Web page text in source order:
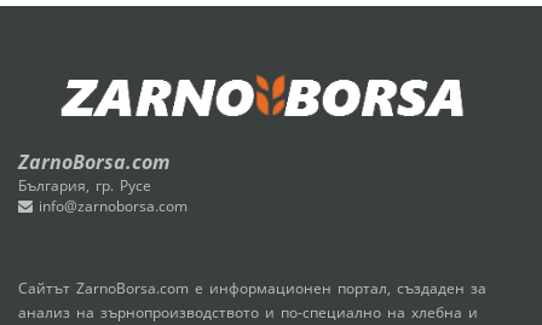
ZarnoBorsa.com
България, гр. Русе
info@zarnoborsa.com
Сайтът ZarnoBorsa.com е информационен портал, създаден за
анализ на зърнопроизводството и по-специално на хлебна и